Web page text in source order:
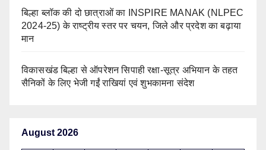
बिल्हा ब्लॉक की दो छात्राओं का INSPIRE MANAK (NLPEC
2024-25) के राष्ट्रीय स्तर पर चयन, जिले और प्रदेश का बढ़ाया
मान
विकासखंड बिल्हा से ऑपरेशन सिपाही रक्षा-सूत्र अभियान के तहत
सैनिकों के लिए भेजी गईं राखियां एवं शुभकामना संदेश
August 2026